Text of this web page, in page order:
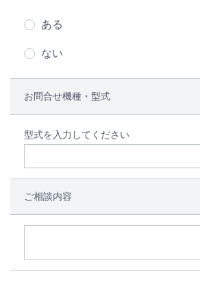
ある
ない
お問合せ機種・型式
型式を入力してください
ご相談内容